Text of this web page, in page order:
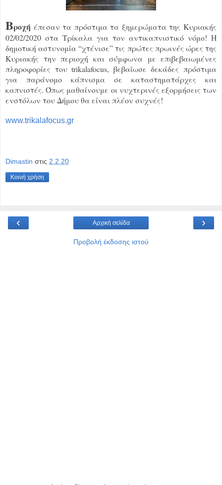
Βροχή έπεσαν τα πρόστιμα τα ξημερώματα της Κυριακής
02/02/2020 στα Τρίκαλα για τον αντικαπνιστικό νόμο! Η
δημοτική αστυνομία “χτένισε” τις πρώτες πρωινές ώρες της
Κυριακής την περιοχή και σύμφωνα με επιβεβαιωμένες
πληροφορίες του trikalafocus, βεβαίωσε δεκάδες πρόστιμα
για παράνομο κάπνισμα σε καταστηματάρχες και
καπνιστές. Όπως μαθαίνουμε οι νυχτερινές εξορμήσεις των
ενστόλων του Δήμου θα είναι πλέον συχνές!
www.trikalafocus.gr
Dimastin στις 2.2.20
Κοινή χρήση
‹ ›
Αρχική σελίδα
Προβολή έκδοσης ιστού